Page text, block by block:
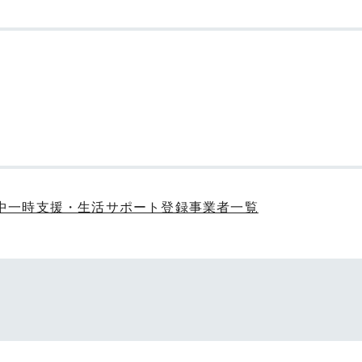
一時支援・生活サポート登録事業者一覧